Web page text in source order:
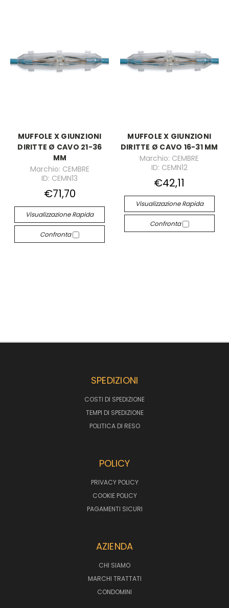
MUFFOLE X GIUNZIONI
DIRITTE Ø CAVO 21-36
MM
Marchio: CEMBRE
ID: CEMN13
€71,70
Visualizzazione Rapida
Confronta
MUFFOLE X GIUNZIONI
DIRITTE Ø CAVO 16-31 MM
Marchio: CEMBRE
ID: CEMN12
€42,11
Visualizzazione Rapida
Confronta
SPEDIZIONI
COSTI DI SPEDIZIONE
TEMPI DI SPEDIZIONE
POLITICA DI RESO
POLICY
PRIVACY POLICY
COOKIE POLICY
PAGAMENTI SICURI
AZIENDA
CHI SIAMO
MARCHI TRATTATI
CONDOMINI